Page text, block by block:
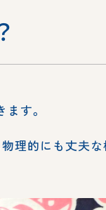
す。
理的にも丈夫